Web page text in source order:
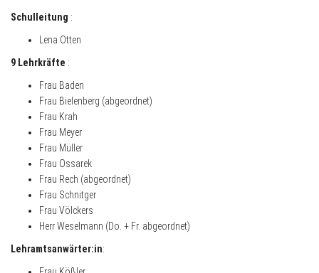
Schulleitung :
Lena Otten
9 Lehrkräfte :
Frau Baden
Frau Bielenberg (abgeordnet)
Frau Krah
Frau Meyer
Frau Müller
Frau Ossarek
Frau Rech (abgeordnet)
Frau Schnitger
Frau Völckers
Herr Weselmann (Do. + Fr. abgeordnet)
Lehramtsanwärter:in: